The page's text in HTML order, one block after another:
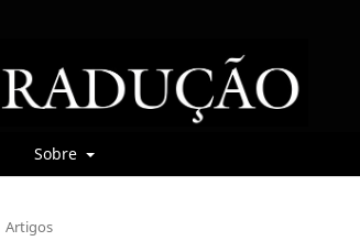
Sobre
Artigos